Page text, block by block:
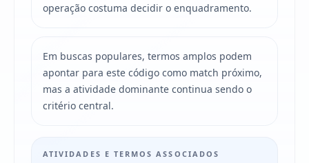
operação costuma decidir o enquadramento.
Em buscas populares, termos amplos podem
apontar para este código como match próximo,
mas a atividade dominante continua sendo o
critério central.
ATIVIDADES E TERMOS ASSOCIADOS